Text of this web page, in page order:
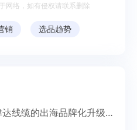
网络，如有侵权请联系删除
销 选品趋势
Shoptop代建站案例 | 津达线缆的出海品牌化升级之道